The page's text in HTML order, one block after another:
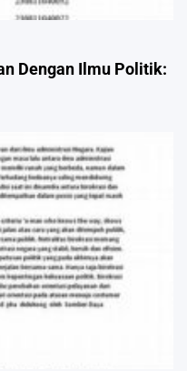
Dengan Ilmu Politik: